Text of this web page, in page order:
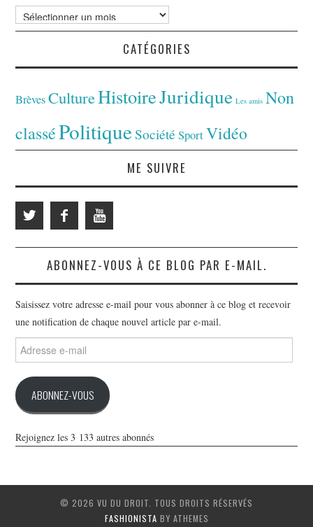
Archives
CATÉGORIES
Brèves CultureHistoireJuridique Les amis Non
classéPolitiqueSociété SportVidéo
ME SUIVRE
ABONNEZ-VOUS À CE BLOG PAR E-MAIL.
Saisissez votre adresse e-mail pour vous abonner à ce blog et recevoir
une notification de chaque nouvel article par e-mail.
Adresse
e-
ABONNEZ-VOUS
Rejoignez les 3 133 autres abonnés
© 2026 VU DU DROIT. TOUS DROITS RÉSERVÉS
FASHIONISTA BY ATHEMES